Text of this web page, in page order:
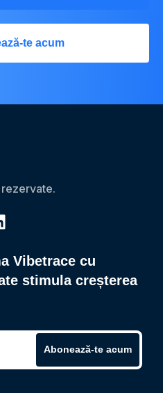
te acum
Vibetrace cu
stimula creșterea
Abonează-te acum